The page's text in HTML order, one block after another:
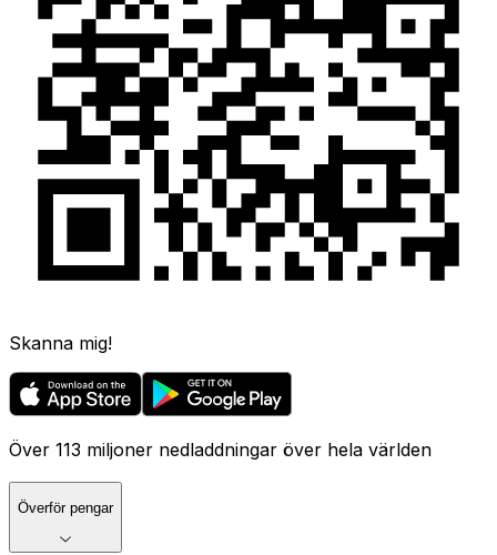
Skanna mig!
Över 113 miljoner nedladdningar över hela världen
Överför pengar